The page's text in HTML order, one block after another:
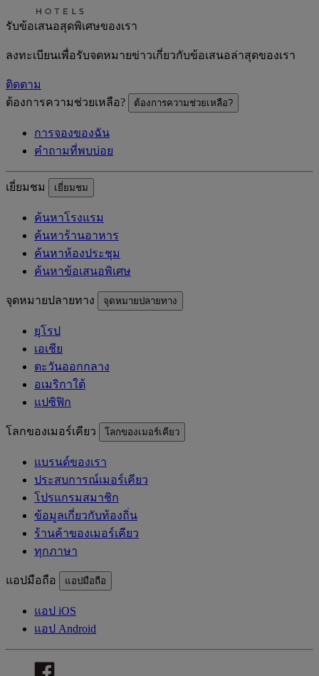
รับข้อเสนอสุดพิเศษของเรา
ลงทะเบียนเพื่อรับจดหมายข่าวเกี่ยวกับข้อเสนอล่าสุดของเรา
ติดตาม
ต้องการความช่วยเหลือ?
ต้องการความช่วยเหลือ?
การจองของฉัน
คำถามที่พบบ่อย
เยี่ยมชม เยี่ยมชม
ค้นหาโรงแรม
ค้นหาร้านอาหาร
ค้นหาห้องประชุม
ค้นหาข้อเสนอพิเศษ
จุดหมายปลายทาง จุดหมายปลายทาง
ยุโรป
เอเชีย
ตะวันออกกลาง
อเมริกาใต้
แปซิฟิก
โลกของเมอร์เคียว โลกของเมอร์เคียว
แบรนด์ของเรา
ประสบการณ์เมอร์เคียว
โปรแกรมสมาชิก
ข้อมูลเกี่ยวกับท้องถิ่น
ร้านค้าของเมอร์เคียว
ทุกภาษา
แอปมือถือ แอปมือถือ
แอป iOS
แอป Android